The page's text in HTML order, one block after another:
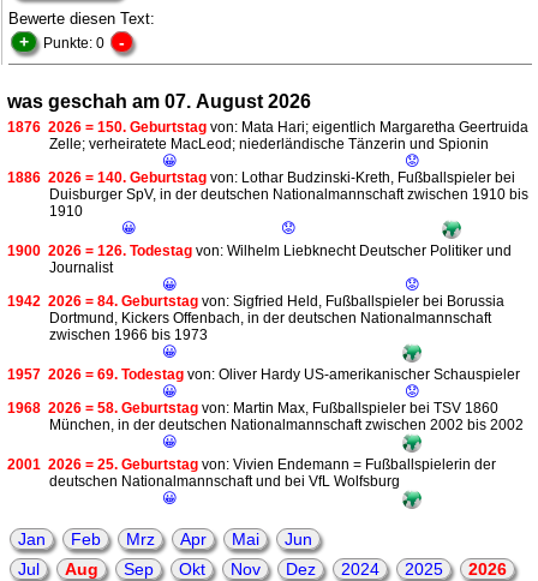
Bewerte diesen Text:
+ Punkte: 0 -
was geschah am 07. August 2026
1876 2026 = 150. Geburtstag von: Mata Hari; eigentlich Margaretha Geertruida
Zelle; verheiratete MacLeod; niederländische Tänzerin und Spionin
😀
😟
1886 2026 = 140. Geburtstag von: Lothar Budzinski-Kreth, Fußballspieler bei
Duisburger SpV, in der deutschen Nationalmannschaft zwischen 1910 bis
1910
😀
😟
1900 2026 = 126. Todestag von: Wilhelm Liebknecht Deutscher Politiker und
Journalist
😀
😟
1942 2026 = 84. Geburtstag von: Sigfried Held, Fußballspieler bei Borussia
Dortmund, Kickers Offenbach, in der deutschen Nationalmannschaft
zwischen 1966 bis 1973
😀
1957 2026 = 69. Todestag von: Oliver Hardy US-amerikanischer Schauspieler
😀
😟
1968 2026 = 58. Geburtstag von: Martin Max, Fußballspieler bei TSV 1860
München, in der deutschen Nationalmannschaft zwischen 2002 bis 2002
😀
2001 2026 = 25. Geburtstag von: Vivien Endemann = Fußballspielerin der
deutschen Nationalmannschaft und bei VfL Wolfsburg
😀
Jan Feb Mrz Apr Mai
Jun
Jul
Aug Sep Okt Nov Dez 2024 2025
2026